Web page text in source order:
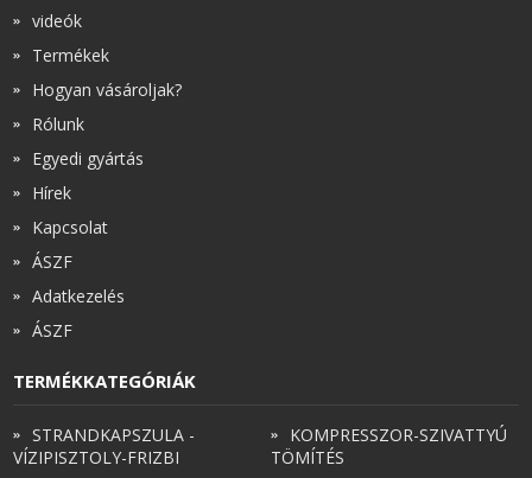
videók
Termékek
Hogyan vásároljak?
Rólunk
Egyedi gyártás
Hírek
Kapcsolat
ÁSZF
Adatkezelés
ÁSZF
TERMÉKKATEGÓRIÁK
STRANDKAPSZULA -
VÍZIPISZTOLY-FRIZBI
KOMPRESSZOR-SZIVATTYÚ
TÖMÍTÉS